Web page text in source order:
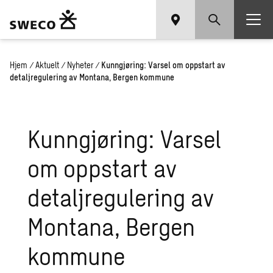
Hjem / Aktuelt / Nyheter / Kunngjøring: Varsel om oppstart av
detaljregulering av Montana, Bergen kommune
Kunngjøring: Varsel
om oppstart av
detaljregulering av
Montana, Bergen
kommune